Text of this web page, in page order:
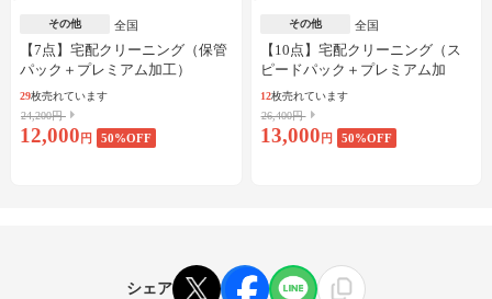
その他 全国
【7点】宅配クリーニング（保管
パック＋プレミアム加工）
29枚売れています
24,200円
12,000 円 50%OFF
その他 全国
【10点】宅配クリーニング（ス
ピードパック＋プレミアム加
工）
12枚売れています
26,400円
13,000 円 50%OFF
シェア